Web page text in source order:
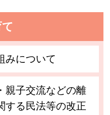
みについて
親子交流などの離
する民法等の改正